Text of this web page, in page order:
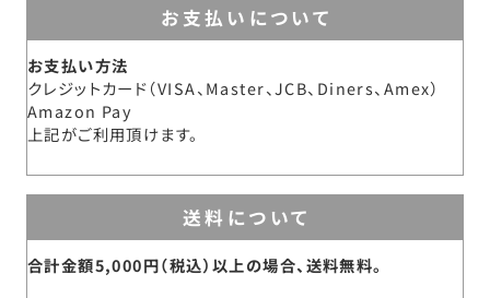
お支払いについて
お支払い方法
クレジットカード（VISA、Master、JCB、Diners、Amex）
Amazon Pay
上記がご利用頂けます。
送料について
合計金額5,000円（税込）以上の場合、送料無料。